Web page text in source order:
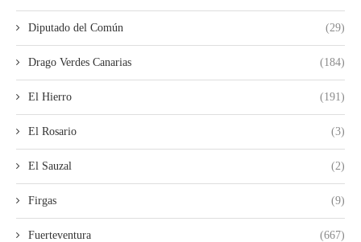
Diputado del Común (29)
Drago Verdes Canarias (184)
El Hierro (191)
El Rosario (3)
El Sauzal (2)
Firgas (9)
Fuerteventura (667)